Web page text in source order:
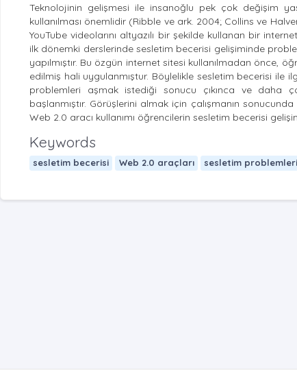
Teknolojinin gelişmesi ile insanoğlu pek çok değişim
kullanılması önemlidir (Ribble ve ark. 2004; Collins ve
YouTube videolarını altyazılı bir şekilde kullanan bir
ilk dönemki derslerinde sesletim becerisi gelişiminde
yapılmıştır. Bu özgün internet sitesi kullanılmadan önce,
edilmiş hali uygulanmıştur. Böylelikle sesletim becerisi ile
problemleri aşmak istediği sonucu çıkınca ve daha
başlanmıştır. Görüşlerini almak için çalışmanın
Web 2.0 aracı kullanımı öğrencilerin sesletim becerisi
Keywords
sesletim becerisi Web 2.0 araçları sesletim problemleri